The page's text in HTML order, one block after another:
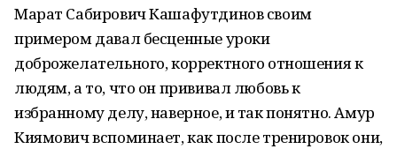
Марат Сабирович Кашафутдинов своим
примером давал бесценные уроки
доброжелательного, корректного отношения к
людям, а то, что он прививал любовь к
избранному делу, наверное, и так понятно. Амур
Киямович вспоминает, как после тренировок они,